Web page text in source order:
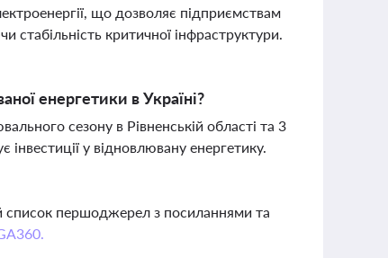
що дозволяє підприємствам
стабільність критичної інфраструктури.
енергетики в Україні?
сезону в Рівненській області та 3
у відновлювану енергетику.
список першоджерел з посиланнями та